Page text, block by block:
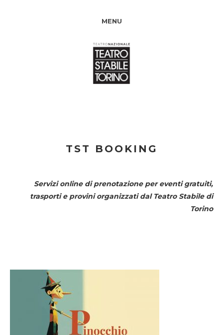
MENU
TST BOOKING
Servizi online di prenotazione per eventi gratuiti,
trasporti e provini organizzati dal Teatro Stabile di
Torino